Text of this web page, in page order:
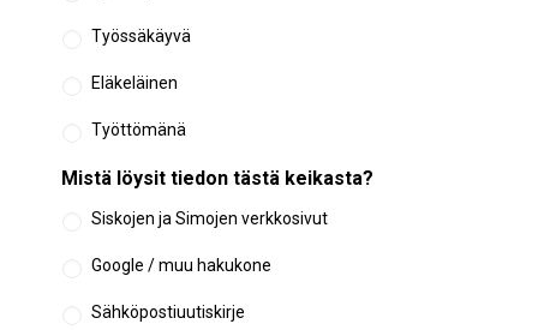
Työssäkäyvä
Eläkeläinen
Työttömänä
Mistä löysit tiedon tästä keikasta?
Siskojen ja Simojen verkkosivut
Google / muu hakukone
Sähköpostiuutiskirje